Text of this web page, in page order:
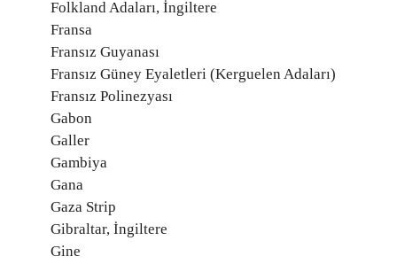
Folkland Adaları, İngiltere
Fransa
Fransız Guyanası
Fransız Güney Eyaletleri (Kerguelen Adaları)
Fransız Polinezyası
Gabon
Galler
Gambiya
Gana
Gaza Strip
Gibraltar, İngiltere
Gine